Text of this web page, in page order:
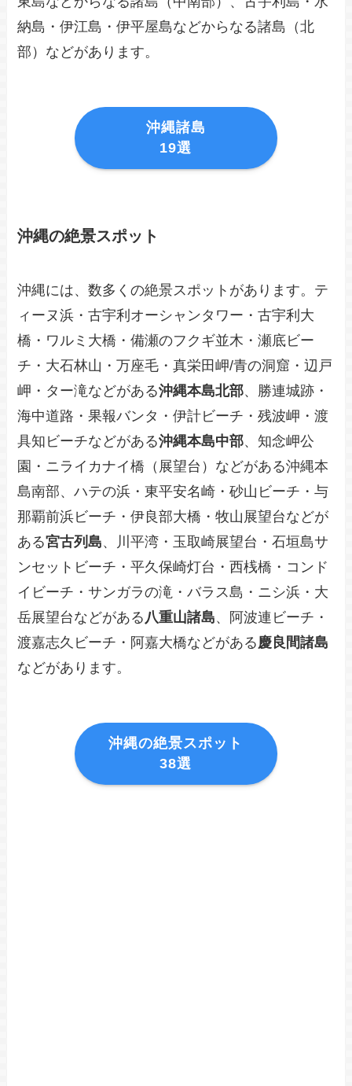
納島・伊江島・伊平屋島などからなる諸島（北
部）などがあります。
沖縄諸島
19選
沖縄の絶景スポット
沖縄には、数多くの絶景スポットがあります。テ
ィーヌ浜・古宇利オーシャンタワー・古宇利大
橋・ワルミ大橋・備瀬のフクギ並木・瀬底ビー
チ・大石林山・万座毛・真栄田岬/青の洞窟・辺戸
岬・ター滝などがある沖縄本島北部、勝連城跡・
海中道路・果報バンタ・伊計ビーチ・残波岬・渡
具知ビーチなどがある沖縄本島中部、知念岬公
園・ニライカナイ橋（展望台）などがある沖縄本
島南部、ハテの浜・東平安名崎・砂山ビーチ・与
那覇前浜ビーチ・伊良部大橋・牧山展望台などが
ある宮古列島、川平湾・玉取崎展望台・石垣島サ
ンセットビーチ・平久保崎灯台・西桟橋・コンド
イビーチ・サンガラの滝・バラス島・ニシ浜・大
岳展望台などがある 八重山諸島、阿波連ビーチ・
渡嘉志久ビーチ・阿嘉大橋などがある 慶良間諸島
などがあります。
沖縄の絶景スポット
38選